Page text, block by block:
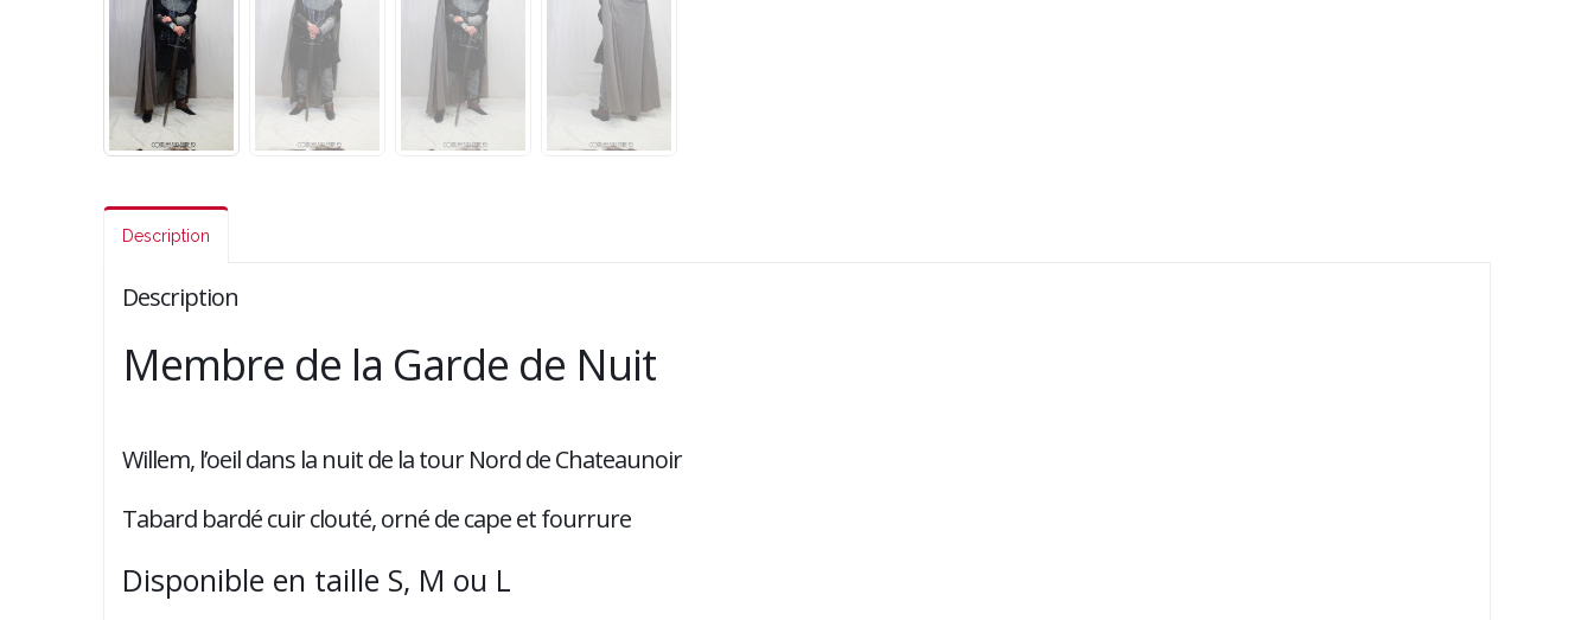
Description
Description
Membre de la Garde de Nuit
Willem, l’oeil dans la nuit de la tour Nord de Chateaunoir
Tabard bardé cuir clouté, orné de cape et fourrure
Disponible en taille S, M ou L